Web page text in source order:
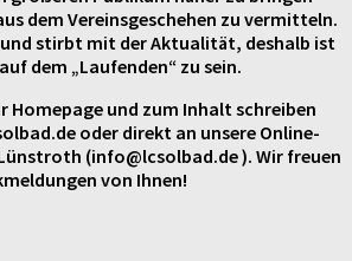
dem Vereinsgeschehen zu vermitteln.
und stirbt mit der Aktualität, deshalb ist
dem „Laufenden“ zu sein.
Homepage und zum Inhalt schreiben
oder direkt an unsere Online-
(info@lcsolbad.de ). Wir freuen
von Ihnen!